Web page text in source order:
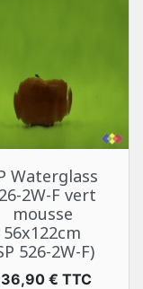
Waterglass
2W-F vert
mousse
56x122cm
526-2W-F)
€ TTC